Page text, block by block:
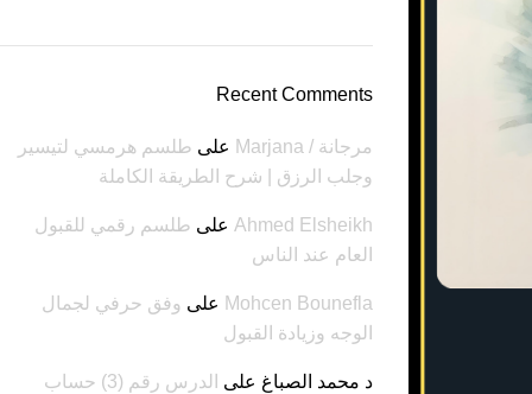
Recent Comments
مرجانة / Marjana على طلسم هرمسي لتيسير
وجلب الرزق | شرح الطريقة الكاملة
Ahmed Elsheikh على طلسم رقمي للقبول
العام عند الناس
Mohcen Bounefla على وفق حرفي لجمال
الوجه وزيادة القبول
د محمد الصباغ على
الدرس رقم (3) حساب